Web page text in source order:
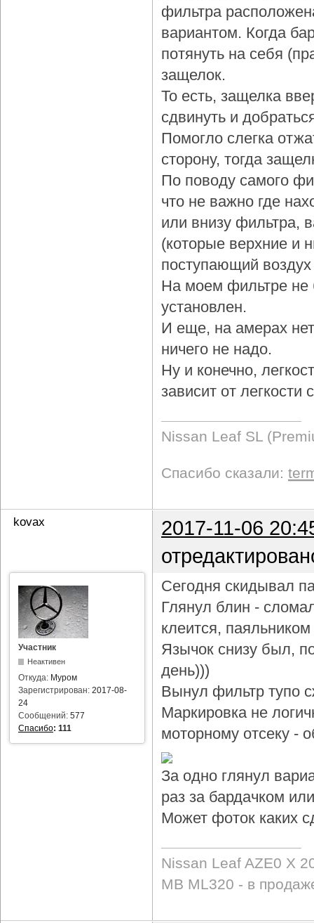
фильтра
вариантом. Когда
потянуть на себя
защелок.
То есть, защелка
сдвинуть и
Помогло слегка
сторону, тогда
По поводу самого
что не важно где
или внизу фильтра,
(которые верхние и
поступающий
На моем фильтре не
установлен.
И еще, на амерах
ничего не надо.
Ну и конечно,
зависит от
Nissan Leaf SL
Спасибо сказали:
kovax
2017-11-06
Участник
Неактивен
Откуда: Муром
Зарегистрирован: 2017-08-
24
Сообщений: 577
Спасибо: 111
Сегодня скидывал
Глянул блин -
клеится,
Язычок снизу был,
день)))
Вынул фильтр тупо
Маркировка не
моторному отсеку -
За одно глянул
раз за бардачком
Может фоток каких
Nissan Leaf AZE0 X
MB ML320 - в